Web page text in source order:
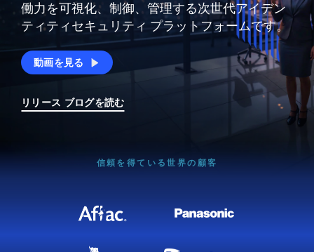
働力を可視化、制御、 管理する次世代アイデン
ティティセキュリティ プラットフォームです。
動画を見る
リリース ブログを読む
信頼を得ている世界の顧客